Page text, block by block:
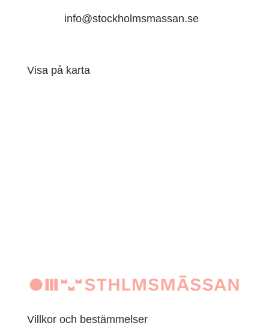
info@stockholmsmassan.se
Visa på karta
Villkor och bestämmelser